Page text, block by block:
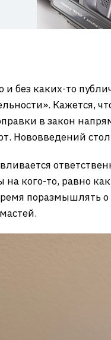
без каких-то
Кажется,
в закон
Нововведений
кого-то, равно
поразмышлять